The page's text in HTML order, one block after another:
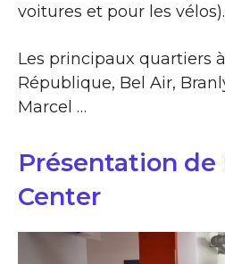
voitures et pour les vélos).
Les principaux quartiers
République, Bel Air,
Marcel …
Présentation de
Center